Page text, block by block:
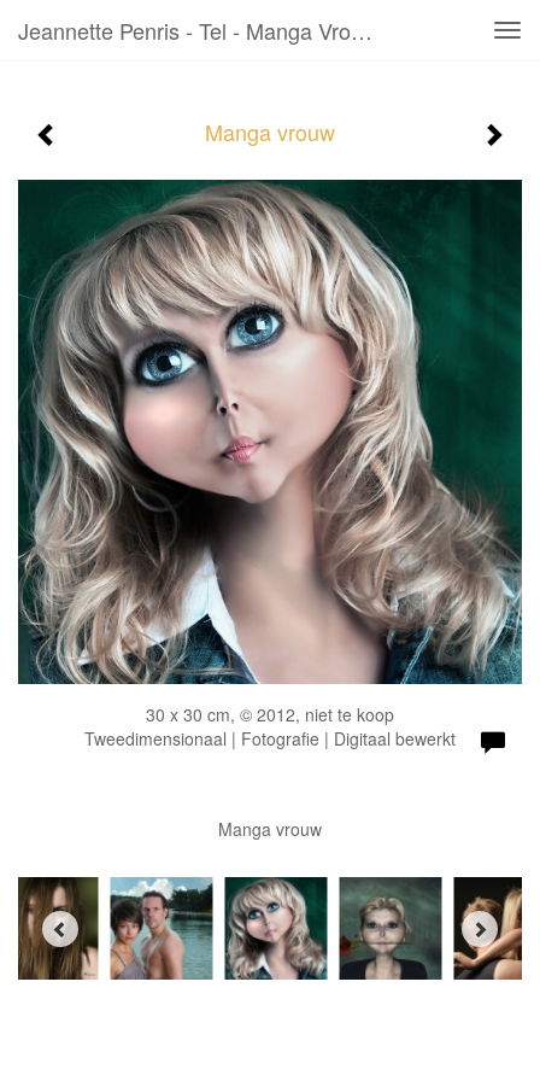
Jeannette Penris - Tel - Manga Vrouw
Manga vrouw
30 x 30 cm, © 2012, niet te koop
Tweedimensionaal | Fotografie | Digitaal bewerkt
Manga vrouw